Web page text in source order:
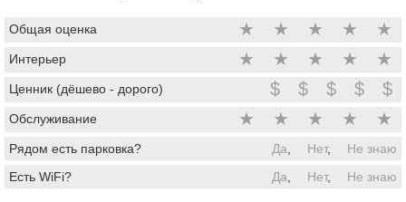
Общая оценка ★ ★ ★ ★ ★
Интерьер ★ ★ ★ ★ ★
Ценник (дёшево - дорого) $ $ $ $ $
Обслуживание ★ ★ ★ ★ ★
Рядом есть парковка? Да Нет,
Не знаю
Есть WiFi?
Да Нет, Не знаю